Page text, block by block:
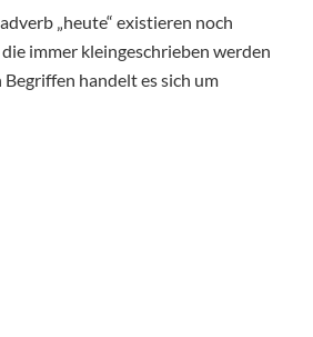
„heute“ existieren noch
immer kleingeschrieben werden
Begriffen handelt es sich um